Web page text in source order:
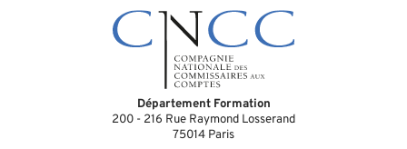
Département Formation
200 - 216 Rue Raymond Losserand
75014 Paris